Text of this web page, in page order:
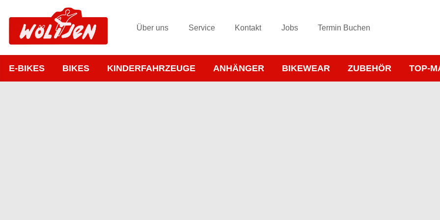
Über uns Service Kontakt Jobs Termin Buchen
E-BIKES BIKES KINDERFAHRZEUGE ANHÄNGER BIKEWEAR ZUBEHÖR TOP-